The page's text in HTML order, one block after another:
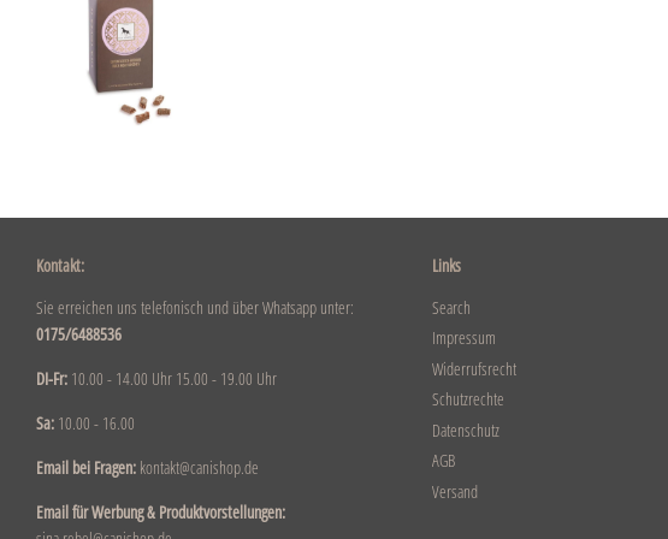
Kontakt:
Sie erreichen uns telefonisch und über Whatsapp unter:
0175/6488536
DI-Fr: 10.00 - 14.00 Uhr 15.00 - 19.00 Uhr
Sa: 10.00 - 16.00
Email bei Fragen: kontakt@canishop.de
Email für Werbung & Produktvorstellungen:
Links
Search
Impressum
Widerrufsrecht
Schutzrechte
Datenschutz
AGB
Versand